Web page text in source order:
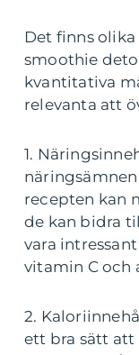
Det finns
smoothie
kvantitativa
relevanta att
1.
recepten kan
de kan bidra
vara
vitamin C och
2.
ett bra sätt